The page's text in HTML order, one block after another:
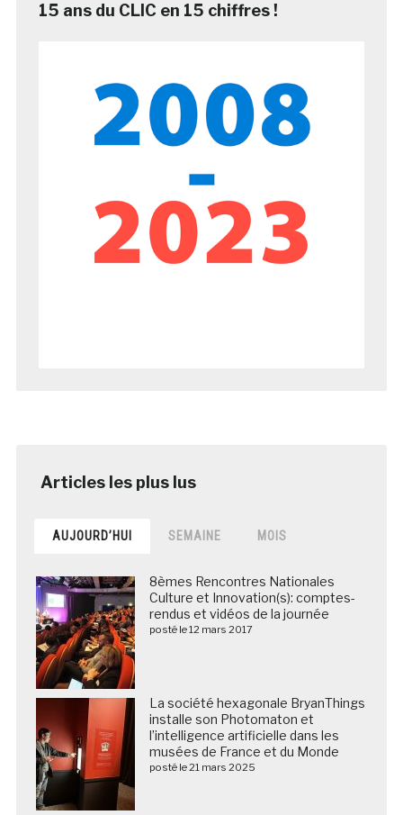
15 ans du CLIC en 15 chiffres !
AUJOURD’HUI SEMAINE MOIS
8èmes Rencontres Nationales
Culture et Innovation(s): comptes-
rendus et vidéos de la journée
posté le 12 mars 2017
La société hexagonale BryanThings
installe son Photomaton et
l’intelligence artificielle dans les
musées de France et du Monde
posté le 21 mars 2025